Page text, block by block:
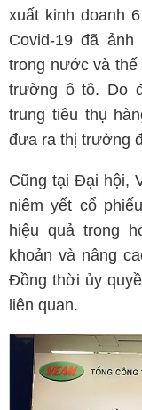
xuất kinh doanh
Covid-19 đã
trong nước và
trường ô tô. Do
trung tiêu thụ
đưa ra thị trường
Cũng tại Đại hội,
niêm yết cổ
hiệu quả trong
khoản và nâng
Đồng thời ủy
liên quan.